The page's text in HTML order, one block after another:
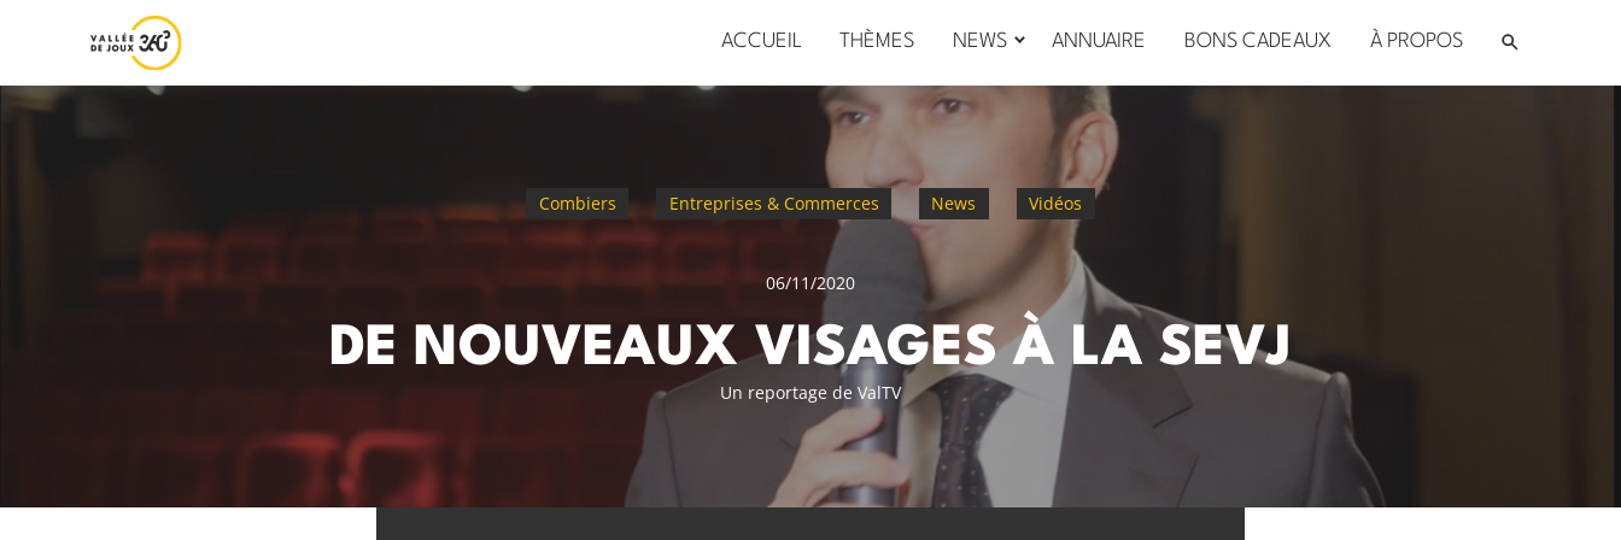
ACCUEIL THÈMES NEWS ANNUAIRE BONS CADEAUX À PROPOS
Combiers Entreprises & Commerces News Vidéos
06/11/2020
DE NOUVEAUX VISAGES À LA SEVJ
Un reportage de ValTV